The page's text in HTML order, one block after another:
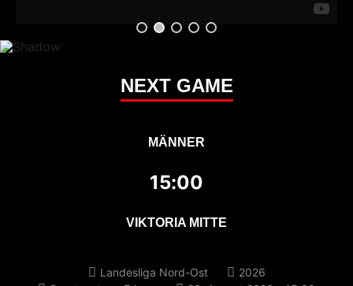
NEXT GAME
MÄNNER
15:00
VIKTORIA MITTE
Landesliga Nord-Ost
2026